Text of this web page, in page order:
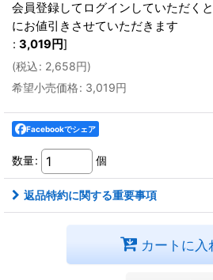
会員登録してログインしていただく
にお値引きさせていただきます
: 3,019 円]
(税込: 2,658円)
希望小売価格: 3,019円
Facebookでシェア
数量: 個
返品特約に関する重要事項
カートに入